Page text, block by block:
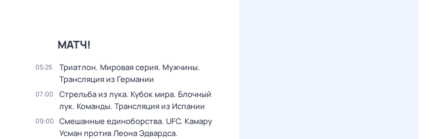
МАТЧ!
05:25
Триатлон. Мировая серия. Мужчины.
Трансляция из Германии
07:00
Стрельба из лука. Кубок мира. Блочный
лук. Команды. Трансляция из Испании
09:00
Смешанные единоборства. UFC. Камару
Усман против Леона Эдвардса.